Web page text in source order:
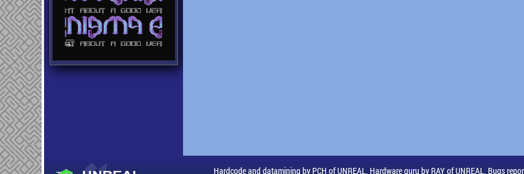
Hardcode and datamining by PCH of UNREAL, Hardware guru by RAY of UNREAL, Bugs